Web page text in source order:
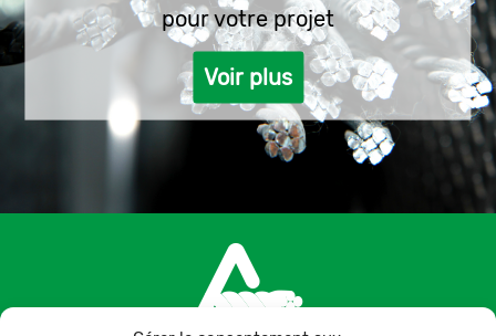
pour votre projet
Voir plus